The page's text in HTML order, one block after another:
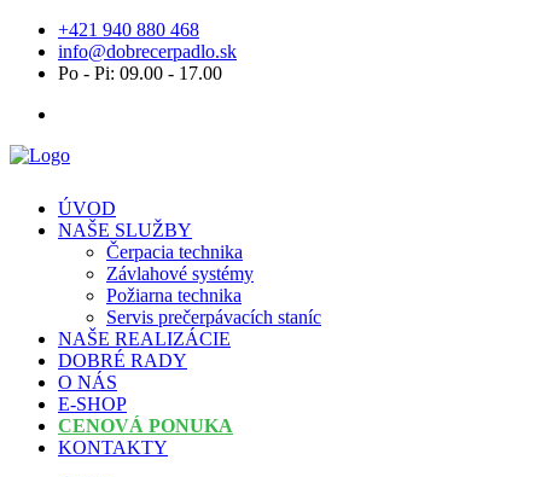
+421 940 880 468
info@dobrecerpadlo.sk
Po - Pi: 09.00 - 17.00
ÚVOD
NAŠE SLUŽBY
Čerpacia technika
Závlahové systémy
Požiarna technika
Servis prečerpávacích staníc
NAŠE REALIZÁCIE
DOBRÉ RADY
O NÁS
E-SHOP
CENOVÁ PONUKA
KONTAKTY